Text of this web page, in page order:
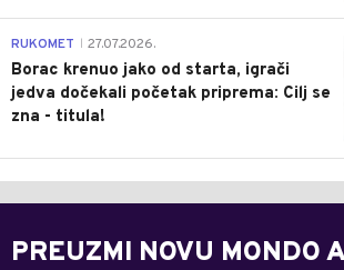
RUKOMET 27.07.2026.
Borac krenuo jako od starta, igrači
jedva dočekali početak priprema: Cilj se
zna - titula!
PREUZMI NOVU MONDO